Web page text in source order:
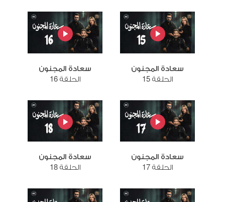
سعادة المجنون
الحلقة 15
سعادة المجنون
الحلقة 16
سعادة المجنون
الحلقة 17
سعادة المجنون
الحلقة 18